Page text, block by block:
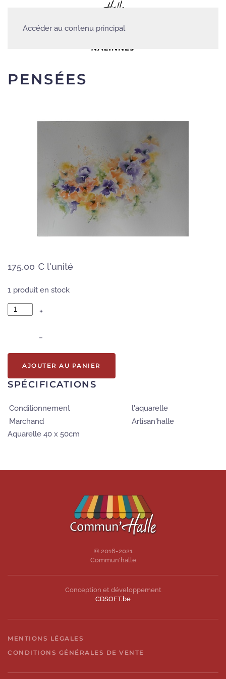
Accéder au contenu principal
PENSÉES
175,00 € l'unité
1 produit en stock
+
–
AJOUTER AU PANIER
SPÉCIFICATIONS
Conditionnement
l'aquarelle
Marchand
Artisan'halle
Aquarelle 40 x 50cm
© 2016-2021
Commun'halle
Conception et développement
CDSOFT.be
MENTIONS LÉGALES
CONDITIONS GÉNÉRALES DE VENTE